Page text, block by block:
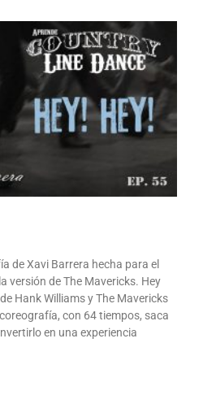
de Xavi Barrera hecha para el
versión de The Mavericks. Hey
Hank Williams y The Mavericks
con 64 tiempos, saca
en una experiencia